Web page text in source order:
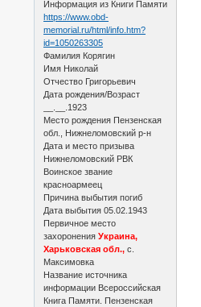
Информация из Книги Памяти
https://www.obd-
memorial.ru/html/info.htm?
id=1050263305
Фамилия Корягин
Имя Николай
Отчество Григорьевич
Дата рождения/Возраст
__.__.1923
Место рождения Пензенская
обл., Нижнеломовский р-н
Дата и место призыва
Нижнеломовский РВК
Воинское звание
красноармеец
Причина выбытия погиб
Дата выбытия 05.02.1943
Первичное место
захороненияУкраина,
Харьковская обл., с.
Максимовка
Название источника
информации Всероссийская
Книга Памяти. Пензенская